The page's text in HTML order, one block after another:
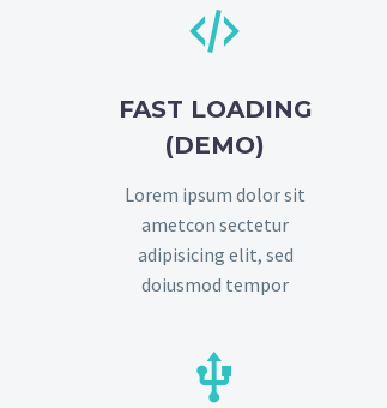


FAST LOADING
(DEMO)
Lorem ipsum dolor sit
ametcon sectetur
adipisicing elit, sed
doiusmod tempor

